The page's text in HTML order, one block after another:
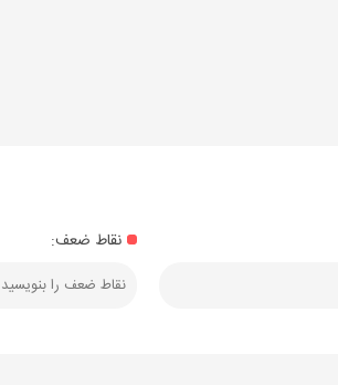
نقاط ضعف: